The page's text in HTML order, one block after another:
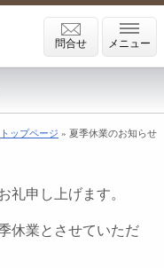
メニュー
問合せ
トップページ » 夏季休業のお知らせ
礼申し上げます。
休業とさせていただ